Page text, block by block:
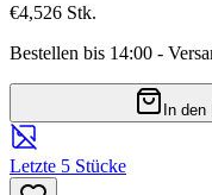
€4,526 Stk.
Bestellen bis 14:00 -
In den
Letzte 5 Stücke